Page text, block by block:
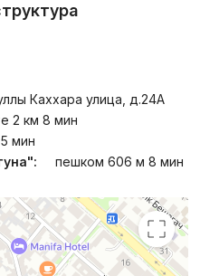
Каххара улица, д.24A
2 км 8 мин
мин
пешком 606 м 8 мин